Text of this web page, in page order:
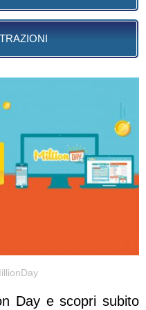
Day e scopri subito